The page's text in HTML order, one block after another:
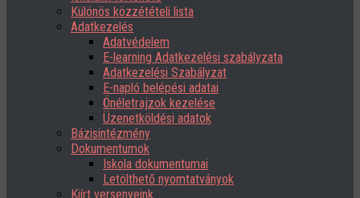
Különös közzétételi lista
Adatkezelés
Adatvédelem
E-learning Adatkezelési szabályzata
Adatkezelési Szabályzat
E-napló belépési adatai
Önéletrajzok kezelése
Üzenetköldési adatok
Bázisintézmény
Dokumentumok
Iskola dokumentumai
Letölthető nyomtatványok
Kiírt versenyeink